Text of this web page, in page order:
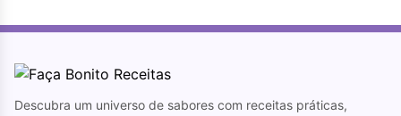
Descubra um universo de sabores com receitas práticas,